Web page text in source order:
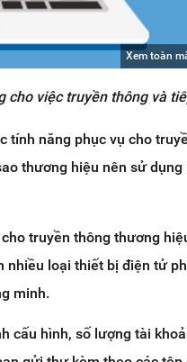
Xem toàn
cho việc truyền thông và
tính năng phục vụ cho
thương hiệu nên sử dụng
truyền thông thương
nhiều loại thiết bị điện tử
minh.
cấu hình, số lượng tài